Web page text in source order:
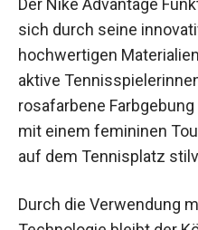
zeichnet sich durch
Technologien und
die speziell für aktive
entwickelt wurden. Die
kombiniert Sportlichkeit
Touch, wodurch jeder
Tennisplatz stilvoll und
Durch die Verwendung